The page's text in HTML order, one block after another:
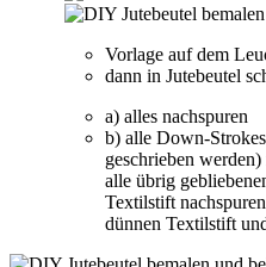
Vorlage auf dem
dann in Jutebeutel
a) alles nachspuren
b) alle Down-
geschrieben
alle übrig
Textilstift
dünnen Textilstift